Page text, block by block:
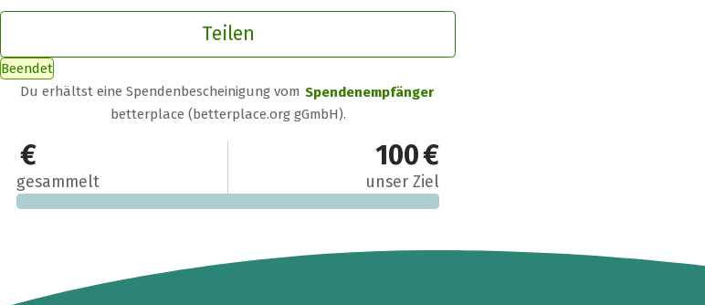
Teilen
Beendet
Du erhältst eine Spendenbescheinigung vom Spendenempfänger
betterplace (betterplace.org gGmbH).
0 €
gesammelt
100 €
unser Ziel